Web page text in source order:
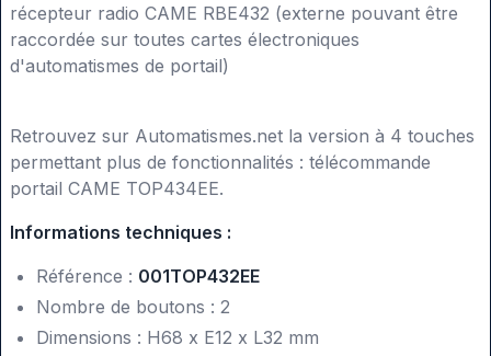
récepteur radio CAME RBE432 (externe pouvant être
raccordée sur toutes cartes électroniques
d'automatismes de portail)
Retrouvez sur Automatismes.net la version à 4 touches
permettant plus de fonctionnalités : télécommande
portail CAME TOP434EE.
Informations techniques :
Référence : 001TOP432EE
Nombre de boutons : 2
Dimensions : H68 x E12 x L32 mm